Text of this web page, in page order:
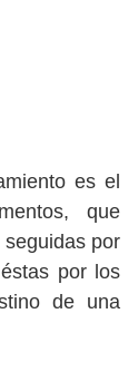
es el
que
por
por los
de una